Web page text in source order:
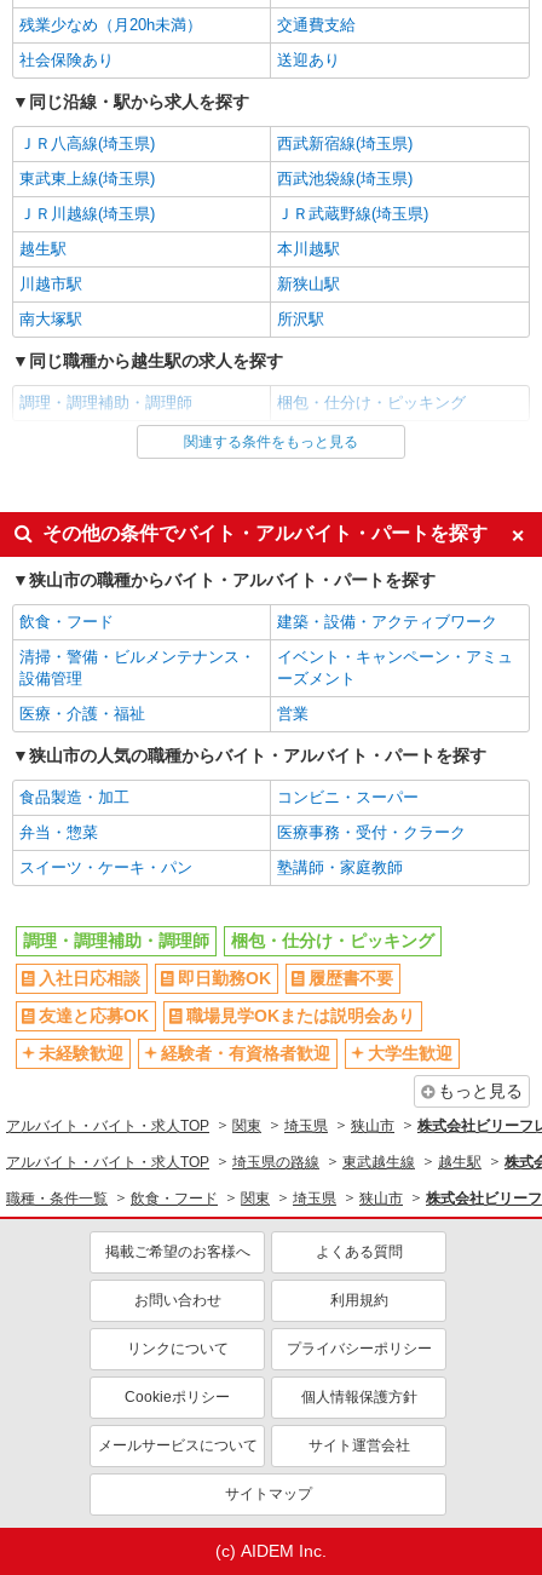
アルバイト パート
SGフィルダー株式会社/W24086-002
荷物・商品仕分け
時給1210円 ※22:00〜翌5:00の間は深夜手当込
みで時給1513円になります。
≪西埼玉事業場≫ 埼玉県狭山市柏原230-7
（佐川急便 西埼玉営業所内）
キープ 詳細を見る
アルバイト
ケンタッキーフライドチキン ベスタ狭山店
カウンター・キッチンスタッフ ＜優先募集日
時＞土日祝 18:00〜23:00
時給1150円
埼玉県狭山市入間川1165-1 KFC ピザハッ
ト ベスタ狭山店
SGフィルダー株式会社/W24086-015
荷物・商品仕分け
時給1210円 ※22:00〜翌5:00の間は深夜手当込
みで時給1，513円になります。
≪西埼玉事業場≫ 埼玉県狭山市柏原230-7
（佐川急便 西埼玉営業所内）
キープ 詳細を見る
アルバイト パート
SGフィルダー株式会社/W24086-017
荷物・商品仕分け
≪西埼玉事業場≫ 埼玉県狭山市柏原230-7
（佐川急便 西埼玉営業所内）
キープ 詳細を見る
アルバイト パート
みで時給1，513円になります。
≪西埼玉事業場≫ 埼玉県狭山市柏原230-7
（佐川急便 西埼玉営業所内）
キープ 詳細を見る
アルバイト パート
SGフィルダー株式会社/W24086-001
荷物・商品仕分け
時給1210円 ※22:00〜翌5:00の間は深夜手当込
みで時給1，513円になります。
≪西埼玉事業場≫ 埼玉県狭山市柏原230-7
（佐川急便 西埼玉営業所内）
残業少なめ（月20h未満）
交通費支給
社会保険あり
送迎あり
同じ沿線・駅から求人を探す
ＪＲ八高線(埼玉県)
西武新宿線(埼玉県)
東武東上線(埼玉県)
西武池袋線(埼玉県)
ＪＲ川越線(埼玉県)
ＪＲ武蔵野線(埼玉県)
越生駅
本川越駅
川越市駅
新狭山駅
南大塚駅
所沢駅
同じ職種から越生駅の求人を探す
調理・調理補助・調理師 梱包・仕分け・ピッキング
同じ雇用形態から越生駅の求人を探す
契約社員
派遣社員
同じ特徴から越生駅の求人を探す
入社日応相談
即日勤務OK
履歴書不要
友達と応募OK
職場見学OKまたは説明会あり
未経験歓迎
経験者・有資格者歓迎
大学生歓迎
新卒・第二新卒歓迎
女性活躍中
主婦・主夫歓迎
フリーター歓迎
学歴不問
ブランクOK
ミドル（40代～）活躍中
エルダー（50代～）活躍中
日払い
週払い
オープニングスタッフ
禁煙・分煙
食堂・売店あり
車通勤OK
バイク通勤OK
自転車通勤OK
残業少なめ（月20h未満）
交通費支給
同じ職種から求人を探す
調理・調理補助・調理師
軽作業・製造・物流
梱包・仕分け・ピッキング
同じ特徴から求人を探す
未経験歓迎
大学生歓迎
ミドル（40代～）活躍中
日払い
オープニングスタッフ
車通勤OK
交通費支給
社会保険あり
関連する条件をもっと見る
その他の条件でバイト・アルバイト・パートを探す
狭山市の職種からバイト・アルバイト・パートを探す
飲食・フード
建築・設備・アクティブワーク
清掃・警備・ビルメンテナンス・
設備管理
イベント・キャンペーン・アミュ
ーズメント
医療・介護・福祉
営業
狭山市の人気の職種からバイト・アルバイト・パートを探す
食品製造・加工
コンビニ・スーパー
弁当・惣菜
医療事務・受付・クラーク
スイーツ・ケーキ・パン
塾講師・家庭教師
調理・調理補助・調理師
梱包・仕分け・ピッキング
入社日応相談
即日勤務OK
履歴書不要
友達と応募OK
職場見学OKまたは説明会あり
未経験歓迎
経験者・有資格者歓迎
大学生歓迎
もっと見る
アルバイト・バイト・求人TOP 関東 埼玉県 狭山市 株式会社ビリーフ
アルバイト・バイト・求人TOP 埼玉県の路線 東武越生線 越生駅 株式
職種・条件一覧 飲食・フード 関東 埼玉県 狭山市 株式会社ビリー
掲載ご希望のお客様へ よくある質問
お問い合わせ 利用規約
リンクについて プライバシーポリシー
Cookieポリシー 個人情報保護方針
メールサービスについて サイト運営会社
サイトマップ
(c) AIDEM Inc.